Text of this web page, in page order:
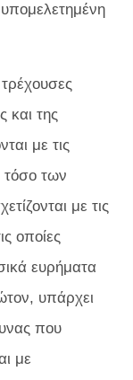
υπομελετημένη
και της
με τις
τόσο των
με τις
οποίες
ευρήματα
υπάρχει
που
με